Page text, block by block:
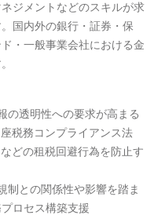
ジメントなどのスキルが求
国内外の銀行・証券・保
・一般事業会社における金
の透明性への要求が高まる
税務コンプライアンス法
どの租税回避行為を防止す
制との関係性や影響を踏ま
ロセス構築支援